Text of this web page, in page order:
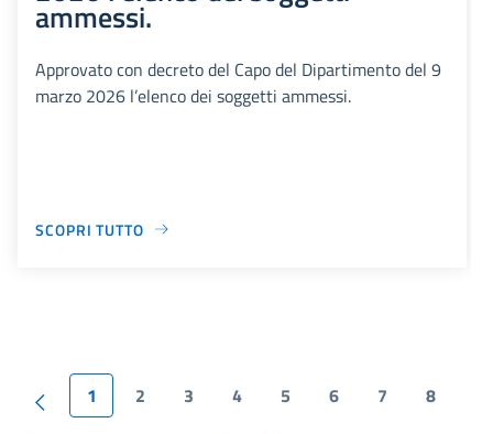
ammessi.
Approvato con decreto del Capo del Dipartimento del 9
marzo 2026 l’elenco dei soggetti ammessi.
SCOPRI TUTTO
1 2 3 4 5 6 7 8